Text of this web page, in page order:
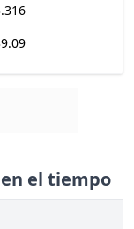
el tiempo